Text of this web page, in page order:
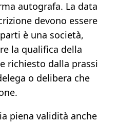
autografa. La data
devono essere
è una società,
la qualifica della
richiesto dalla prassi
o delibera che
piena validità anche